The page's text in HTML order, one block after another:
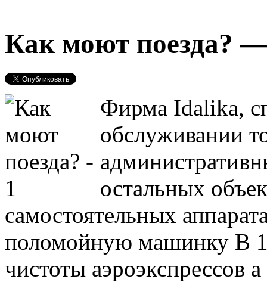
Как моют поезда?
Фирма Idalika,
обслуживании
остальных
самостоятельных
поломойную машинку B
чистоты аэроэкспрессов